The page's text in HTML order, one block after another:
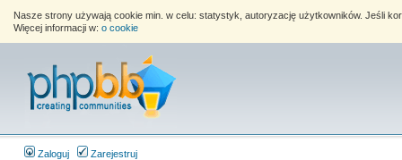
Nasze strony używają cookie min. w celu: statystyk, autoryzację użytkowników. Jeśli
Więcej informacji w: o cookie
Zaloguj Zarejestruj